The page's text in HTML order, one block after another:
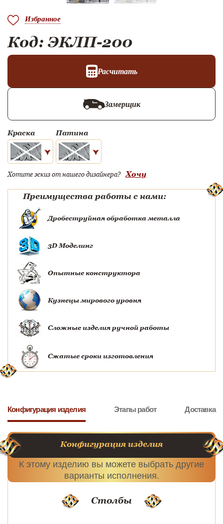
Избранное
Код: ЭКЛП-200
Расчитать
Замерщик
Краска Патина
Хотите эскиз от нашего дизайнера? Хочу
Преимущества работы с нами:
Дробеструйная обработка металла
3D Моделинг
Опытные конструктора
Кузнецы мирового уровня
Сложные изделия ручной работы
Сжатые сроки изготовления
Конфигурация изделия Этапы работ Доставка
Конфигурация изделия
К этому изделию вы можете выбрать другие
варианты исполнения.
Столбы